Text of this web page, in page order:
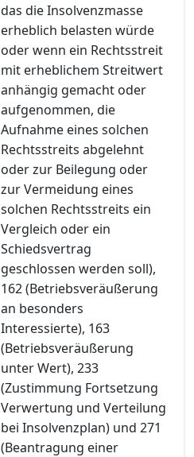
das die Insolvenzmasse
erheblich belasten würde
oder wenn ein Rechtsstreit
mit erheblichem Streitwert
anhängig gemacht oder
aufgenommen, die
Aufnahme eines solchen
Rechtsstreits abgelehnt
oder zur Beilegung oder
zur Vermeidung eines
solchen Rechtsstreits ein
Vergleich oder ein
Schiedsvertrag
geschlossen werden soll),
162 (Betriebsveräußerung
an besonders
Interessierte), 163
(Betriebsveräußerung
unter Wert), 233
(Zustimmung Fortsetzung
Verwertung und Verteilung
bei Insolvenzplan) und 271
(Beantragung einer